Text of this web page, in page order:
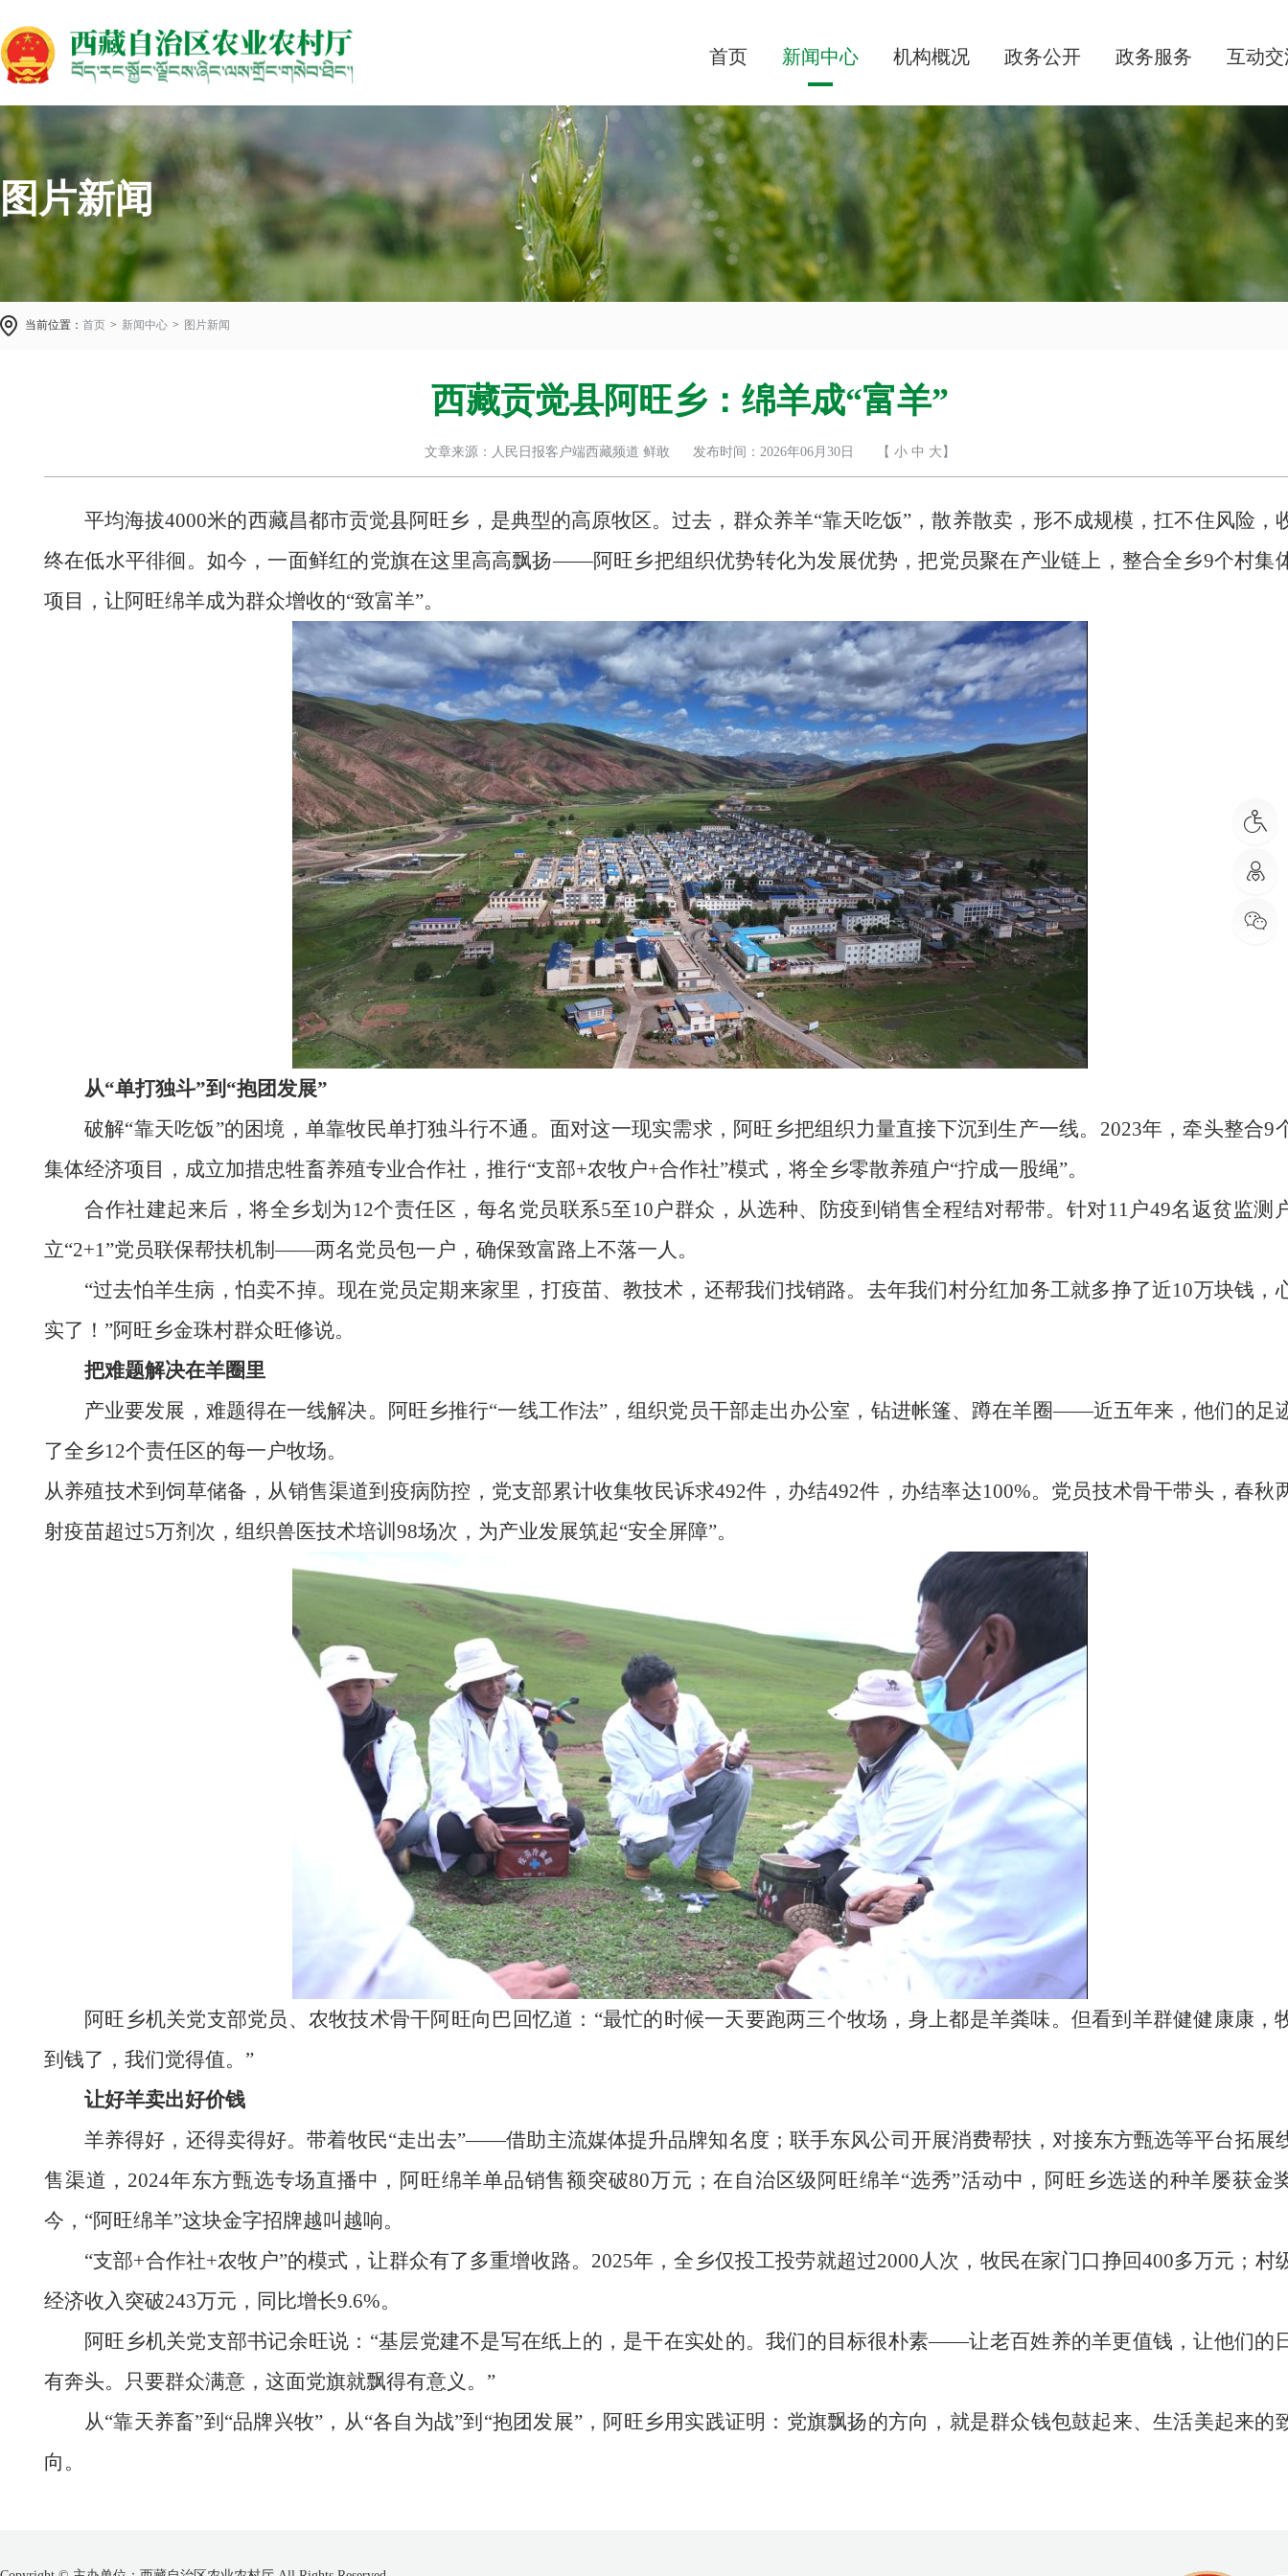
首页 新闻中心 机构概况 政务公开 政务服务 互动交
图片新闻
当前位置： 首页 > 新闻中心 > 图片新闻
西藏贡觉县阿旺乡：绵羊成“富羊”
文章来源：人民日报客户端西藏频道 鲜敢 发布时间：2026年06月30日 【 小 中 大 】
平均海拔4000米的西藏昌都市贡觉县阿旺乡，是典型的高原牧区。过去，群众养羊“靠天吃饭”，散养散卖，形不成规模，扛不住风险，
终在低水平徘徊。如今，一面鲜红的党旗在这里高高飘扬——阿旺乡把组织优势转化为发展优势，把党员聚在产业链上，整合全乡9个村集
项目，让阿旺绵羊成为群众增收的“致富羊”。
从“单打独斗”到“抱团发展”
破解“靠天吃饭”的困境，单靠牧民单打独斗行不通。面对这一现实需求，阿旺乡把组织力量直接下沉到生产一线。2023年，牵头整合9
集体经济项目，成立加措忠牲畜养殖专业合作社，推行“支部+农牧户+合作社”模式，将全乡零散养殖户“拧成一股绳”。
合作社建起来后，将全乡划为12个责任区，每名党员联系5至10户群众，从选种、防疫到销售全程结对帮带。针对11户49名返贫监测
立“2+1”党员联保帮扶机制——两名党员包一户，确保致富路上不落一人。
“过去怕羊生病，怕卖不掉。现在党员定期来家里，打疫苗、教技术，还帮我们找销路。去年我们村分红加务工就多挣了近10万块钱，
实了！”阿旺乡金珠村群众旺修说。
把难题解决在羊圈里
产业要发展，难题得在一线解决。阿旺乡推行“一线工作法”，组织党员干部走出办公室，钻进帐篷、蹲在羊圈——近五年来，他们的足
了全乡12个责任区的每一户牧场。
从养殖技术到饲草储备，从销售渠道到疫病防控，党支部累计收集牧民诉求492件，办结492件，办结率达100%。党员技术骨干带头，春秋
射疫苗超过5万剂次，组织兽医技术培训98场次，为产业发展筑起“安全屏障”。
阿旺乡机关党支部党员、农牧技术骨干阿旺向巴回忆道：“最忙的时候一天要跑两三个牧场，身上都是羊粪味。但看到羊群健健康康，
到钱了，我们觉得值。”
让好羊卖出好价钱
羊养得好，还得卖得好。带着牧民“走出去”——借助主流媒体提升品牌知名度；联手东风公司开展消费帮扶，对接东方甄选等平台拓展
售渠道，2024年东方甄选专场直播中，阿旺绵羊单品销售额突破80万元；在自治区级阿旺绵羊“选秀”活动中，阿旺乡选送的种羊屡获金
今，“阿旺绵羊”这块金字招牌越叫越响。
“支部+合作社+农牧户”的模式，让群众有了多重增收路。2025年，全乡仅投工投劳就超过2000人次，牧民在家门口挣回400多万元；村
经济收入突破243万元，同比增长9.6%。
阿旺乡机关党支部书记余旺说：“基层党建不是写在纸上的，是干在实处的。我们的目标很朴素——让老百姓养的羊更值钱，让他们的
有奔头。只要群众满意，这面党旗就飘得有意义。”
从“靠天养畜”到“品牌兴牧”，从“各自为战”到“抱团发展”，阿旺乡用实践证明：党旗飘扬的方向，就是群众钱包鼓起来、生活美起来的
向。